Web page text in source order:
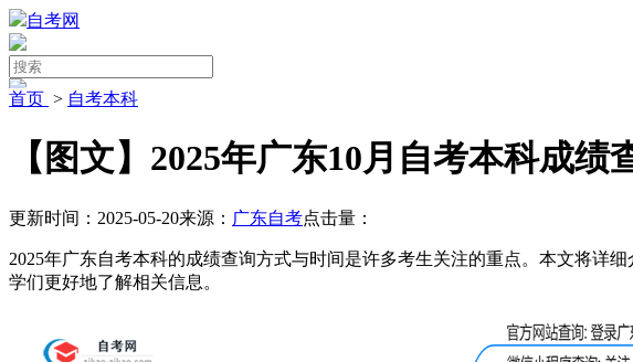
自考网
首页 > 自考本科
【图文】2025年广东10月自考本科成绩
更新时间：2025-05-20来源： 广东自考点击量：
2025年广东自考本科的成绩查询方式与时间是许多考生关注的重点。本文将详
学们更好地了解相关信息。